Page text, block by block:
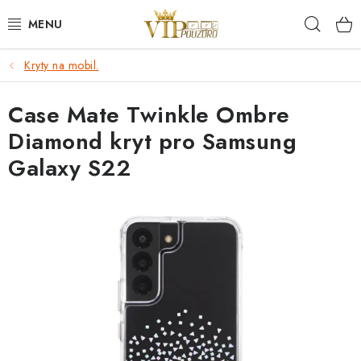
na
KRYTY NA MOBIL.
OCHRANA DISPLEJE - SKLO A FÓLIE
KABELY A NABÍJEČKY
DRŽÁKY A STOJÁNKY
BRAŠNY NA NOTEBOOKY
Kryty na mobil.
Case Mate Twinkle Ombre
Diamond kryt pro Samsung
Galaxy S22